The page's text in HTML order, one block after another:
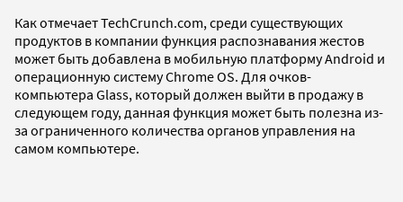
Как отмечает TechCrunch.com, среди существующих
продуктов в компании функция распознавания жестов
может быть добавлена в мобильную платформу Android и
операционную систему Chrome OS. Для очков-
компьютера Glass, который должен выйти в продажу в
следующем году, данная функция может быть полезна из-
за ограниченного количества органов управления на
самом компьютере.